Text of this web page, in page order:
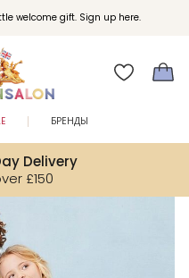
welcome gift. Sign up here.
эксклюзивных привилегий при
Delivery
£150
БРЕНДЫ